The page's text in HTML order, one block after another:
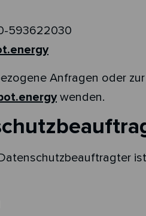
593622030
Anfragen oder
wenden.